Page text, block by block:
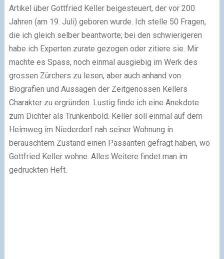
Artikel über Gottfried Keller beigesteuert, der vor 200
Jahren (am 19. Juli) geboren wurde. Ich stelle 50 Fragen,
die ich gleich selber beantworte; bei den schwierigeren
habe ich Experten zurate gezogen oder zitiere sie. Mir
machte es Spass, noch einmal ausgiebig im Werk des
grossen Zürchers zu lesen, aber auch anhand von
Biografien und Aussagen der Zeitgenossen Kellers
Charakter zu ergründen. Lustig finde ich eine Anekdote
zum Dichter als Trunkenbold. Keller soll einmal auf dem
Heimweg im Niederdorf nah seiner Wohnung in
berauschtem Zustand einen Passanten gefragt haben, wo
Gottfried Keller wohne. Alles Weitere findet man im
gedruckten Heft.